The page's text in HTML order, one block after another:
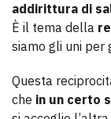
addirittura di
È il tema della
siamo gli uni per
Questa
che in un certo